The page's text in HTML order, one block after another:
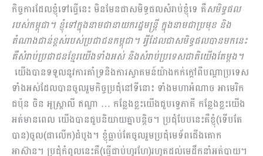
កិច្ចការដែលខ្ញុំទៅធ្វើនេះ មិនមែនជាសមិទ្ធផលសំរាប់ខ្ញុំទេ គឺសមិទ្ធផល
របស់កម្ពុជា។ ខ្ញុំទៅក្នុងនាមជានាយករដ្ឋមន្ដ្រី ក្នុងនាមជាប្រមុខ និង
តំណាងជាន់ខ្ពស់របស់ប្រជាជនកម្ពុជា។ អ្វីដែលជាសមិទ្ធផលបានមក​នេះ
គឺសំរាប់ប្រជាជនខ្មែរយើងទាំងអស់ និងសំរាប់ប្រទេសជាតិយើងតែម្ដង។
យើងបានទទួល​នូវការគាំទ្រនិងការស្វាគមន៍យ៉ាងកក់ក្ដៅពីបណ្ដាប្រទេស
ទាំងអស់ដែលបានចូលរួមកិច្ចប្រជុំនៅទីនោះ ទាំងមហា​អំណាច អាមេរិក
ជប៉ុន ចិន អូស្ដ្រាលី ឥណ្ឌា … កន្លែងខ្លះយើងជួបទ្វេភាគី កន្លែងខ្លះយើង​
អត់មានពេល យើងបានជួបនិយាយគ្នាបន្ដិច។ ប្រជុំបែបនេះគឺខ្ញុំ(ទើបតែ
បាន)ចូល(ជាលើក)ដំបូង។ ខ្ញុំធ្លាប់តែចូល​រួមប្រជុំមេទ័ពជើងគោក
អាស៊ាន។ ប្រជុំកំពូលនេះគឺ(ធ្វើជាប់ហូរហែ)រហូតដល់មេដឹកនាំអត់បាយ។